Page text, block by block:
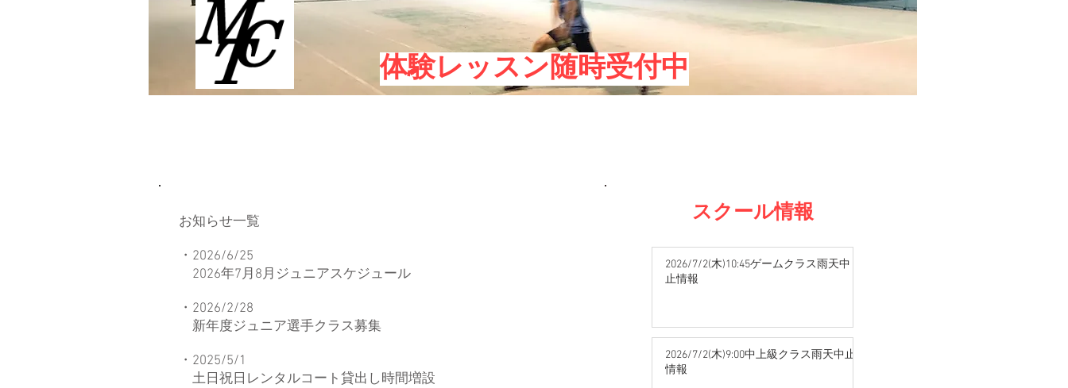
体験レッスン随時受付中
お知らせ一覧
・2026/6/25
2026年7月8月ジュニアスケジュール
・2026/2/28
新年度ジュニア選手クラス募集
・2025/5/1
土日祝日レンタルコート貸出し時間増設
スクール情報
2026/7/2(木)10:45ゲームクラス雨天中
止情報
2026/7/2(木)9:00中上級クラス雨天中止
情報